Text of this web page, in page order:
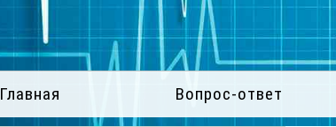
Главная Вопрос-ответ